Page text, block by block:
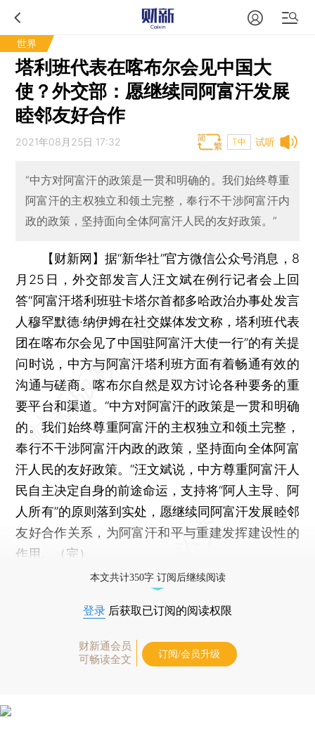
世界
塔利班代表在喀布尔会见中国大
使？外交部：愿继续同阿富汗发展
睦邻友好合作
试听
2021年08月25日 17:32 T中
“中方对阿富汗的政策是一贯和明确的。我们始终尊重
阿富汗的主权独立和领土完整，奉行不干涉阿富汗内
政的政策，坚持面向全体阿富汗人民的友好政策。”
【财新网】据“新华社”官方微信公众号消息，8
月25日，外交部发言人汪文斌在例行记者会上回
答“阿富汗塔利班驻卡塔尔首都多哈政治办事处发言
人穆罕默德·纳伊姆在社交媒体发文称，塔利班代表
团在喀布尔会见了中国驻阿富汗大使一行”的有关提
问时说，中方与阿富汗塔利班方面有着畅通有效的
沟通与磋商。喀布尔自然是双方讨论各种要务的重
要平台和渠道。“中方对阿富汗的政策是一贯和明确
的。我们始终尊重阿富汗的主权独立和领土完整，
奉行不干涉阿富汗内政的政策，坚持面向全体阿富
汗人民的友好政策。”汪文斌说，中方尊重阿富汗人
民自主决定自身的前途命运，支持将“阿人主导、阿
人所有”的原则落到实处，愿继续同阿富汗发展睦邻
友好合作关系，为阿富汗和平与重建发挥建设性的
作用。（完）
本文共计350字 订阅后继续阅读
登录 后获取已订阅的阅读权限
财新通会员
可畅读全文
订阅/会员升级